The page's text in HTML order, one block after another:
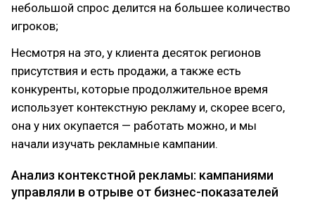
небольшой спрос делится на большее количество
игроков;
Несмотря на это, у клиента десяток регионов
присутствия и есть продажи, а также есть
конкуренты, которые продолжительное время
использует контекстную рекламу и, скорее всего,
она у них окупается — работать можно, и мы
начали изучать рекламные кампании.
Анализ контекстной рекламы: кампаниями
управляли в отрыве от бизнес-показателей